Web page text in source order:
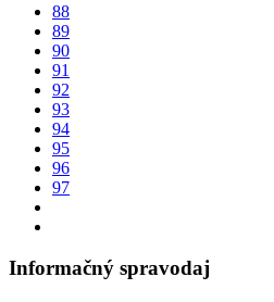
88
89
90
91
92
93
94
95
96
97
Informačný spravodaj